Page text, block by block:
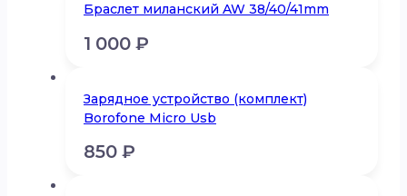
Браслет миланский AW 38/40/41mm
1 000 ₽
Зарядное устройство (комплект)
Borofone Micro Usb
850 ₽